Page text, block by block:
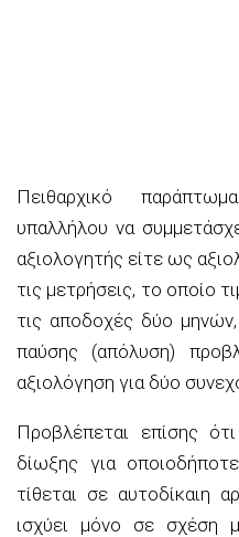
Πειθαρχικό
υπαλλήλου να
αξιολογητής είτε ως
τις μετρήσεις, το οποίο
τις αποδοχές δύο
παύσης (απόλυση)
αξιολόγηση για δύο
Προβλέπεται επίσης
δίωξης για
τίθεται σε αυτοδίκαιη
ισχύει μόνο σε σχέση